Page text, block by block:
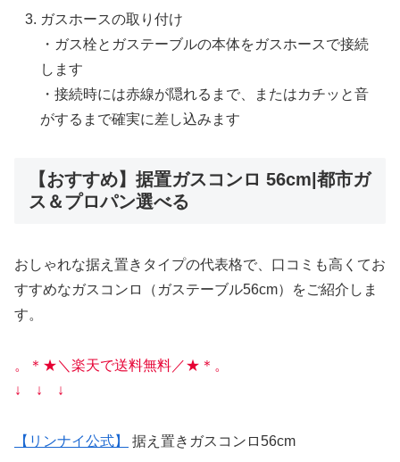
ガスホースの取り付け
・ガス栓とガステーブルの本体をガスホースで接続
します
・接続時には赤線が隠れるまで、またはカチッと音
がするまで確実に差し込みます
【おすすめ】据置ガスコンロ 56cm|都市ガ
ス＆プロパン選べる
おしゃれな据え置きタイプの代表格で、口コミも高くてお
すすめなガスコンロ（ガステーブル56cm）をご紹介しま
す。
。＊★＼楽天で送料無料／★＊。
↓ ↓ ↓
【リンナイ公式】 据え置きガスコンロ56cm